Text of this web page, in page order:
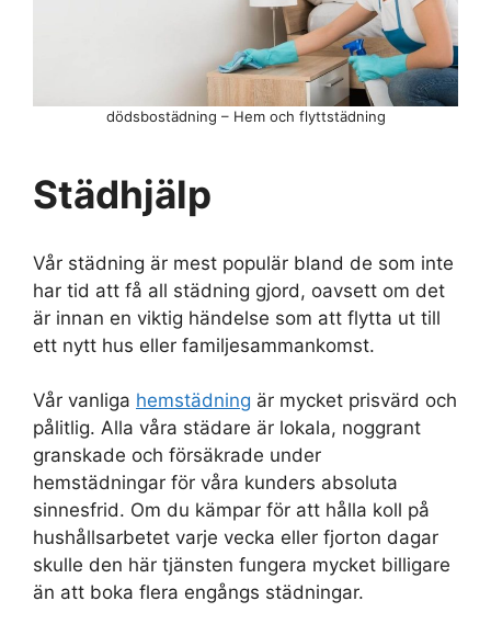
Städhjälp
Vår städning är mest populär bland de som inte
har tid att få all städning gjord, oavsett om det
är innan en viktig händelse som att flytta ut till
ett nytt hus eller familjesammankomst.
Vår vanliga hemstädning är mycket prisvärd och
pålitlig. Alla våra städare är lokala, noggrant
granskade och försäkrade under
hemstädningar för våra kunders absoluta
sinnesfrid. Om du kämpar för att hålla koll på
hushållsarbetet varje vecka eller fjorton dagar
skulle den här tjänsten fungera mycket billigare
än att boka flera engångs städningar.
dödsbostädning – Hem och flyttstädning